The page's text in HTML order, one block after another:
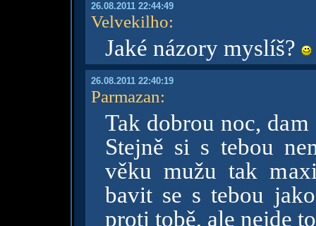
26.08.2011 22:44:49
Velvekilho:
Jaké názory myslíš?
26.08.2011 22:40:19
Parmazan:
Tak dobrou noc,
Stejně si s tebou
věku mužu tak
bavit se s tebou
proti tobě, ale nejde